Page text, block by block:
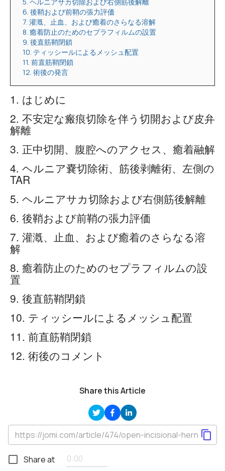
6. 後鞘および前鞘の張力評価
7. 灌漑、止血、および癒着のさらなる溶解
8. 癒着防止のためのセプラフィルムの設置
9. 後直筋鞘閉鎖
10. ティッシールによるメッシュ配置
11. 前直筋鞘閉鎖
12. 術後の発言
1. はじめに
2. 不安定な瘢痕切除を伴う切開および皮弁
解離
3. 正中切開、腹腔へのアクセス、癒着融解
4. ヘルニア嚢切除術、筋後剥離術、左側の
TAR
5. ヘルニアサカ切除および右側筋後解離
6. 後鞘および前鞘の張力評価
7. 灌漑、止血、および癒着のさらなる溶
解
8. 癒着防止のためのセプラフィルムの設
置
9. 後直筋鞘閉鎖
10. ティッシールによるメッシュ配置
11. 前直筋鞘閉鎖
12. 術後のコメント
Share this Article
Share at